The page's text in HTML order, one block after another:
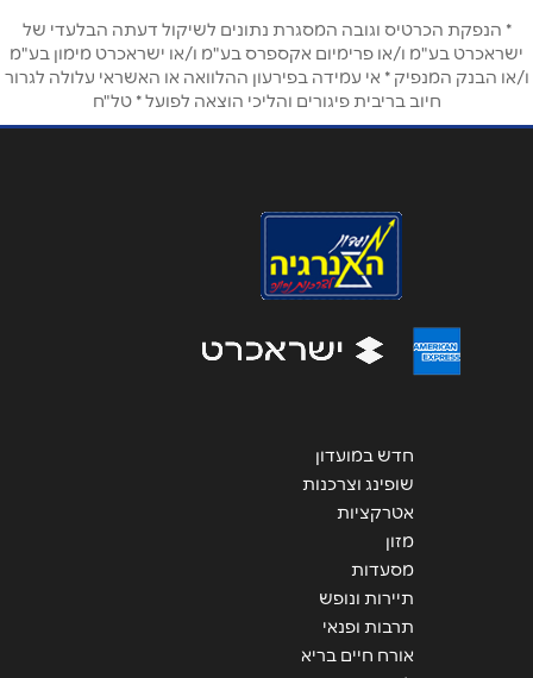
טלפון*
אימייל*
אנא חזרו אלי בקשר ל...
*
* הנפקת הכרטיס וגובה המסגרת נתונים לשיקול דעתה הבלעדי של
ישראכרט בע"מ ו/או פרימיום אקספרס בע"מ ו/או ישראכרט מימון בע"מ
ו/או הבנק המנפיק * אי עמידה בפירעון ההלוואה או האשראי עלולה לגרור
חיוב בריבית פיגורים והליכי הוצאה לפועל * טל"ח
חדש במועדון
שופינג וצרכנות
אטרקציות
מזון
מסעדות
תיירות ונופש
תרבות ופנאי
אורח חיים בריא